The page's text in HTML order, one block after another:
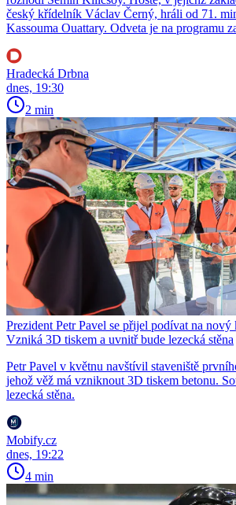
český křídelník Václav Černý, hráli od 71.
Kassouma Ouattary. Odveta je na programu
Hradecká Drbna
dnes, 19:30
2 min
Prezident Petr Pavel se přijel podívat na
Vzniká 3D tiskem a uvnitř bude lezecká stěna
Petr Pavel v květnu navštívil staveniště
jehož věž má vzniknout 3D tiskem betonu.
lezecká stěna.
Mobify.cz
dnes, 19:22
4 min